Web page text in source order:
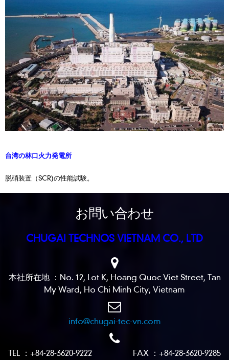
台湾の林口火力発電所
脱硝装置（SCR)の性能試験。
お問い合わせ
CHUGAI TECHNOS VIETNAM CO., LTD
本社所在地 ：No. 12, Lot K, Hoang Quoc Viet Street, Tan
My Ward, Ho Chi Minh City, Vietnam
info@chugai-tec-vn.com
TEL ：+84-28-3620-9222 FAX ：+84-28-3620-9285